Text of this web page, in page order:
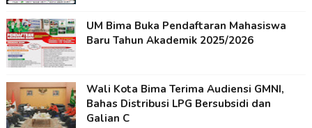
UM Bima Buka Pendaftaran Mahasiswa
Baru Tahun Akademik 2025/2026
Wali Kota Bima Terima Audiensi GMNI,
Bahas Distribusi LPG Bersubsidi dan
Galian C